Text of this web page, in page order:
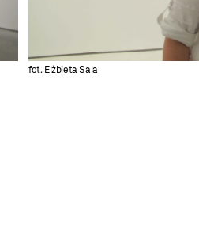
fot. Elżbieta Sala